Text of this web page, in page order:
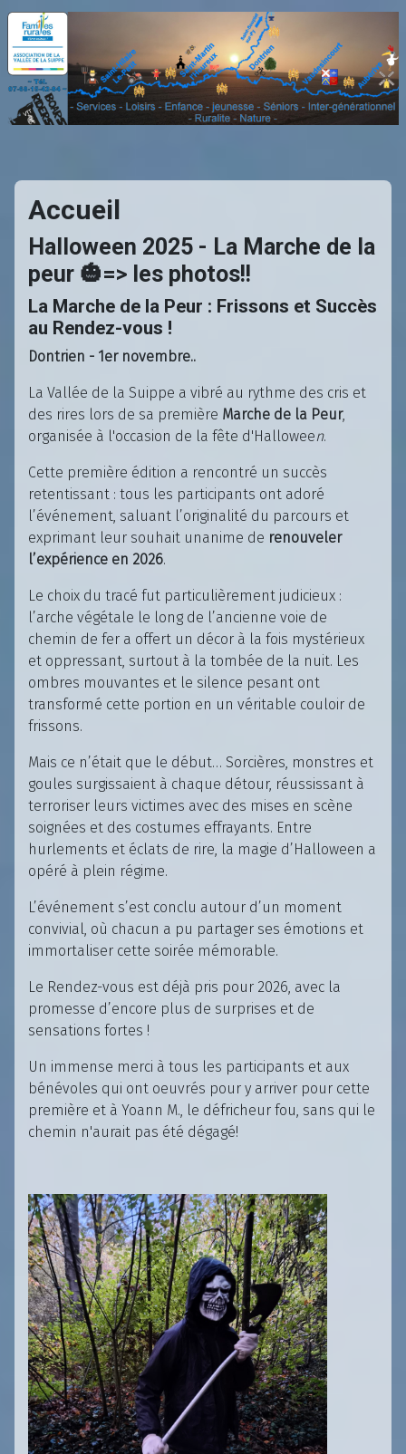
Accueil
Halloween 2025 - La Marche de la
peur 🎃=> les photos!!
La Marche de la Peur : Frissons et Succès
au Rendez-vous !
Dontrien - 1er novembre..
La Vallée de la Suippe a vibré au rythme des cris et
des rires lors de sa première Marche de la Peur,
organisée à l'occasion de la fête d'Halloween.
Cette première édition a rencontré un succès
retentissant : tous les participants ont adoré
l’événement, saluant l’originalité du parcours et
exprimant leur souhait unanime de renouveler
l’expérience en 2026.
Le choix du tracé fut particulièrement judicieux :
l’arche végétale le long de l’ancienne voie de
chemin de fer a offert un décor à la fois mystérieux
et oppressant, surtout à la tombée de la nuit. Les
ombres mouvantes et le silence pesant ont
transformé cette portion en un véritable couloir de
frissons.
Mais ce n’était que le début… Sorcières, monstres et
goules surgissaient à chaque détour, réussissant à
terroriser leurs victimes avec des mises en scène
soignées et des costumes effrayants. Entre
hurlements et éclats de rire, la magie d’Halloween a
opéré à plein régime.
L’événement s’est conclu autour d’un moment
convivial, où chacun a pu partager ses émotions et
immortaliser cette soirée mémorable.
Le Rendez-vous est déjà pris pour 2026, avec la
promesse d’encore plus de surprises et de
sensations fortes !
Un immense merci à tous les participants et aux
bénévoles qui ont oeuvrés pour y arriver pour cette
première et à Yoann M., le défricheur fou, sans qui le
chemin n'aurait pas été dégagé!